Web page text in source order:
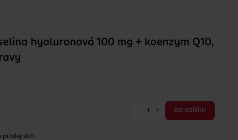
hyaluronová 100 mg + koenzym Q10,
- + DO KOŠÍKU
prodejnách